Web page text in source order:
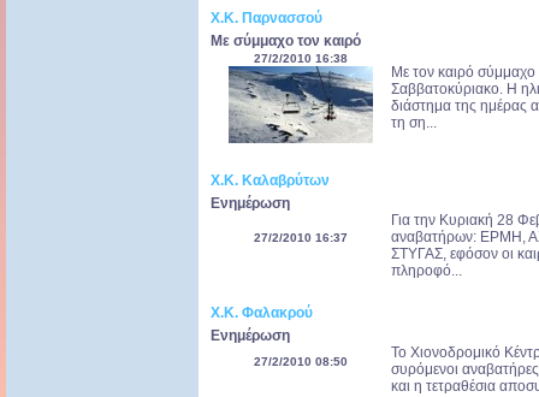
Χ.Κ. Παρνασσού
Με σύμμαχο τον καιρό
27/2/2010 16:38
Με τον καιρό
Σαββατοκύριακο. Η
διάστημα της ημέρας
τη ση...
Χ.Κ. Καλαβρύτων
Ενημέρωση
27/2/2010 16:37
Για την Κυριακή 28
αναβατήρων: ΕΡΜΗ,
ΣΤΥΓΑΣ, εφόσον οι
πληροφό...
Χ.Κ. Φαλακρού
Ενημέρωση
27/2/2010 08:50
Το Χιονοδρομικό
συρόμενοι
και η τετραθέσια